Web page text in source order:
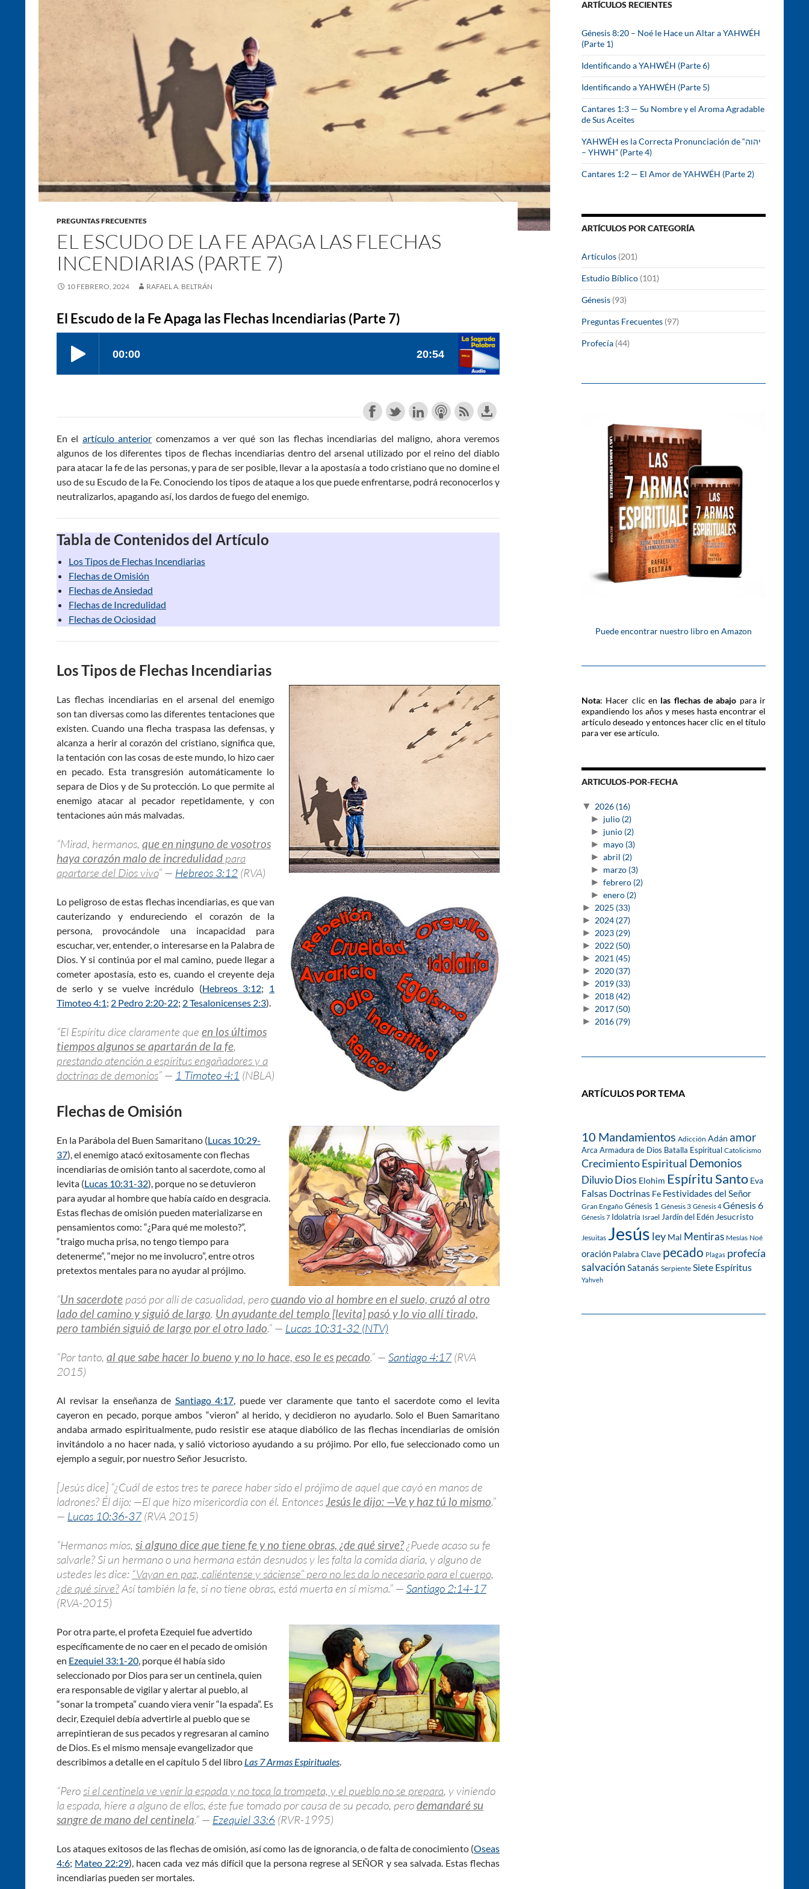
PREGUNTAS FRECUENTES
EL ESCUDO DE LA FE APAGA LAS FLECHAS
INCENDIARIAS (PARTE 7)
10 FEBRERO, 2024 RAFAEL A. BELTRÁN
El Escudo de la Fe Apaga las Flechas Incendiarias (Parte 7)
En el artículo anterior comenzamos a ver qué son las flechas incendiarias del maligno, ahora veremos
algunos de los diferentes tipos de flechas incendiarias dentro del arsenal utilizado por el reino del diablo
para atacar la fe de las personas, y para de ser posible, llevar a la apostasía a todo cristiano que no domine el
uso de su Escudo de la Fe. Conociendo los tipos de ataque a los que puede enfrentarse, podrá reconocerlos y
neutralizarlos, apagando así, los dardos de fuego del enemigo.
Tabla de Contenidos del Artículo
Los Tipos de Flechas Incendiarias
Flechas de Omisión
Flechas de Ansiedad
Flechas de Incredulidad
Flechas de Ociosidad
Los Tipos de Flechas Incendiarias
Las flechas incendiarias en el arsenal del enemigo
son tan diversas como las diferentes tentaciones que
existen. Cuando una flecha traspasa las defensas, y
alcanza a herir al corazón del cristiano, significa que,
la tentación con las cosas de este mundo, lo hizo caer
en pecado. Esta transgresión automáticamente lo
separa de Dios y de Su protección. Lo que permite al
enemigo atacar al pecador repetidamente, y con
tentaciones aún más malvadas.
“Mirad, hermanos, que en ninguno de vosotros
haya corazón malo de incredulidad para
apartarse del Dios vivo” — Hebreos 3:12 (RVA)
Lo peligroso de estas flechas incendiarias, es que van
cauterizando y endureciendo el corazón de la
persona, provocándole una incapacidad para
escuchar, ver, entender, o interesarse en la Palabra de
Dios. Y si continúa por el mal camino, puede llegar a
cometer apostasía, esto es, cuando el creyente deja
de serlo y se vuelve incrédulo (Hebreos 3:12; 1
Timoteo 4:1; 2 Pedro 2:20-22; 2 Tesalonicenses 2:3).
“El Espíritu dice claramente que en los últimos
tiempos algunos se apartarán de la fe,
prestando atención a espíritus engañadores y a
doctrinas de demonios” — 1 Timoteo 4:1 (NBLA)
Flechas de Omisión
En la Parábola del Buen Samaritano (Lucas 10:29-
37), el enemigo atacó exitosamente con flechas
incendiarias de omisión tanto al sacerdote, como al
levita (Lucas 10:31-32), porque no se detuvieron
para ayudar al hombre que había caído en desgracia.
Estas flechas de omisión pueden materializarse en
pensamientos como: “¿Para qué me molesto?”,
“traigo mucha prisa, no tengo tiempo para
detenerme”, “mejor no me involucro”, entre otros
pretextos mentales para no ayudar al prójimo.
“Un sacerdote pasó por allí de casualidad, perocuando vio al hombre en el suelo, cruzó al otro
lado del camino y siguió de largo. Un ayudante del templo [levita] pasó y lo vio allí tirado,
pero también siguió de largo por el otro lado.” — Lucas 10:31-32 (NTV)
“Por tanto, al que sabe hacer lo bueno y no lo hace, eso le es pecado.” — Santiago 4:17(RVA
2015)
Al revisar la enseñanza de Santiago 4:17 , puede ver claramente que tanto el sacerdote como el levita
cayeron en pecado, porque ambos “vieron” al herido, y decidieron no ayudarlo. Solo el Buen Samaritano
andaba armado espiritualmente, pudo resistir ese ataque diabólico de las flechas incendiarias de omisión
invitándolo a no hacer nada, y salió victorioso ayudando a su prójimo. Por ello, fue seleccionado como un
ejemplo a seguir, por nuestro Señor Jesucristo.
[Jesús dice] “¿Cuál de estos tres te parece haber sido el prójimo de aquel que cayó en manos de
ladrones? Él dijo: —El que hizo misericordia con él. Entonces Jesús le dijo: —Ve y haz tú lo mismo.”
— Lucas 10:36-37(RVA 2015)
“Hermanos míos, si alguno dice que tiene fe y no tiene obras, ¿de qué sirve?¿Puede acaso su fe
salvarle? Si un hermano o una hermana están desnudos y les falta la comida diaria, y alguno de
ustedes les dice: “Vayan en paz, caliéntense y sáciense” pero no les da lo necesario para el cuerpo,
¿de qué sirve?Así también la fe, si no tiene obras, está muerta en sí misma.” — Santiago 2:14-17
(RVA-2015)
Por otra parte, el profeta Ezequiel fue advertido
específicamente de no caer en el pecado de omisión
en Ezequiel 33:1-20 , porque él había sido
seleccionado por Dios para ser un centinela, quien
era responsable de vigilar y alertar al pueblo, al
“sonar la trompeta” cuando viera venir “la espada”. Es
decir, Ezequiel debía advertirle al pueblo que se
arrepintieran de sus pecados y regresaran al camino
de Dios. Es el mismo mensaje evangelizador que
describimos a detalle en el capítulo 5 del libro Las 7 Armas Espirituales
“Perosi el centinela ve venir la espada y no toca la trompeta, y el pueblo no se prepara, y viniendo
la espada, hiere a alguno de ellos, éste fue tomado por causa de su pecado, perodemandaré su
sangre de mano del centinela.” — Ezequiel 33:6 (RVR-1995)
Los ataques exitosos de las flechas de omisión, así como las de ignorancia, o de falta de conocimiento (Oseas
4:6; Mateo 22:29), hacen cada vez más difícil que la persona regrese al SEÑOR y sea salvada. Estas flechas
incendiarias pueden ser mortales.
r
ARTÍCULOS RECIENTES
Génesis 8:20 – Noé le Hace un Altar a YAHWÉH
(Parte 1)
Identificando a YAHWÉH (Parte 6)
Identificando a YAHWÉH (Parte 5)
Cantares 1:3 — Su Nombre y el Aroma Agradable
de Sus Aceites
YAHWÉH es la Correcta Pronunciación de “יהוה
– YHWH” (Parte 4)
Cantares 1:2 — El Amor de YAHWÉH (Parte 2)
ARTÍCULOS POR CATEGORÍA
Artículos (201)
Estudio Bíblico (101)
Génesis (93)
Preguntas Frecuentes (97)
Profecía (44)
Puede encontrar nuestro libro en Amazon
Nota: Hacer clic en las flechas de abajo para ir
expandiendo los años y meses hasta encontrar el
artículo deseado y entonces hacer clic en el título
para ver ese artículo.
ARTICULOS-POR-FECHA
▼ 2026 (16)
► julio (2)
► junio (2)
► mayo (3)
► abril (2)
► marzo (3)
► febrero (2)
► enero (2)
► 2025 (33)
► 2024 (27)
► 2023 (29)
► 2022 (50)
► 2021 (45)
► 2020 (37)
► 2019 (33)
► 2018 (42)
► 2017 (50)
► 2016 (79)
ARTÍCULOS POR TEMA
10 Mandamientos Adicción Adán amor
Arca Armadura de Dios Batalla Espiritual Catolicismo
Crecimiento Espiritual Demonios
DiluvioDios Elohim Espíritu Santo Eva
Falsas Doctrinas Fe Festividades del Señor
Gran Engaño Génesis 1 Génesis 3 Génesis 4 Génesis 6
Génesis 7 Idolatría Israel Jardín del Edén Jesucristo
Jesuitas Jesús ley Mal Mentiras Mesías Noé
oración Palabra Clave pecado Plagas profecía
salvación Satanás Serpiente Siete Espíritus
Yahveh